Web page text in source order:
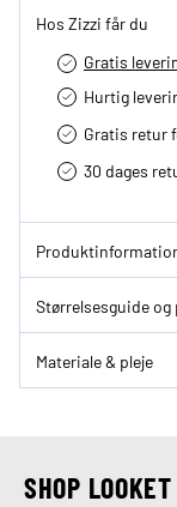
Hos Zizzi får du
Gratis
Hurtig
Gratis retur
30 dages
Størrelsesguide
Materiale & pleje
SHOP LOOKET